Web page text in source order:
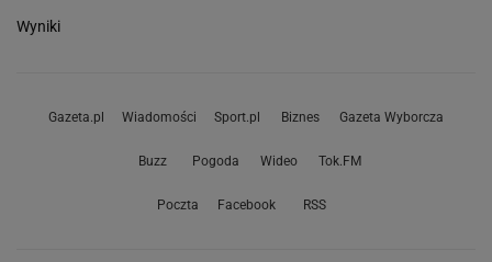
Wyniki
Gazeta.pl Wiadomości Sport.pl Biznes Gazeta Wyborcza
Buzz Pogoda Wideo Tok.FM
Poczta Facebook RSS